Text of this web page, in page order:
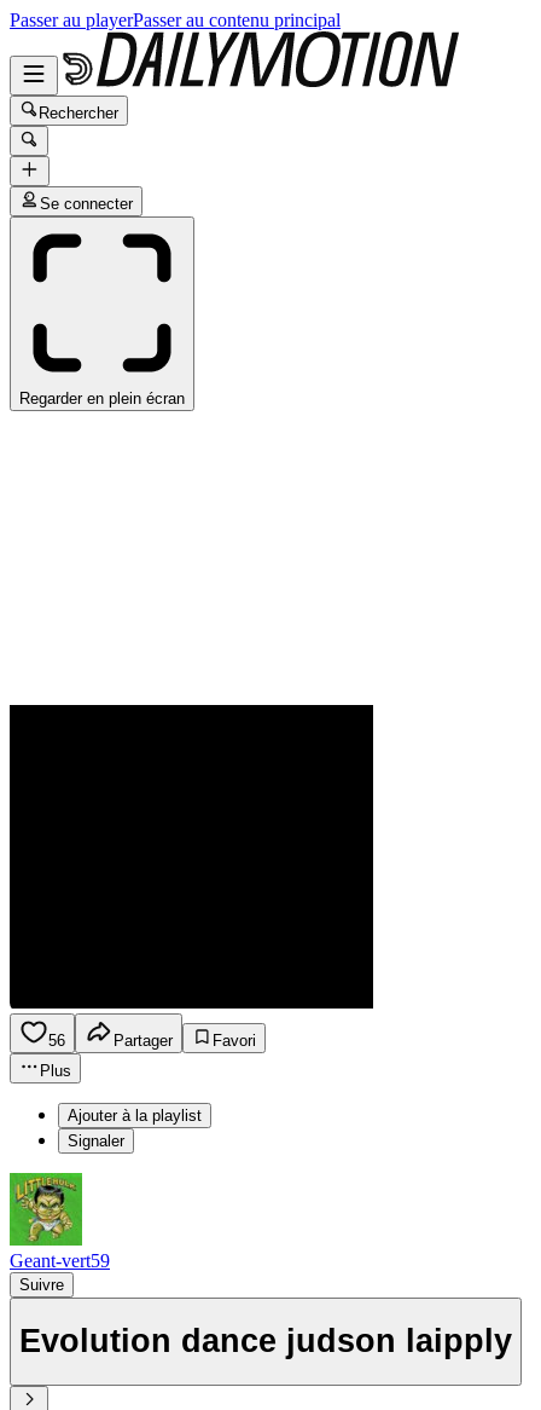
Passer au playerPasser au contenu principal
Rechercher
Se connecter
Regarder en plein écran
56 Partager
Favori
Plus
Ajouter à la playlist
Signaler
Geant-vert59
Suivre
Evolution dance judson laipply